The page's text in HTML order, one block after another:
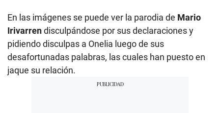
En las imágenes se puede ver la parodia de Mario
Irivarrendisculpándose por sus declaraciones y
pidiendo disculpas a Onelia luego de sus
desafortunadas palabras, las cuales han puesto en
jaque su relación.